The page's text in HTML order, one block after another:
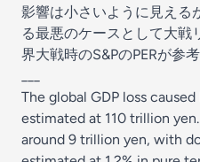
影響は小さいように見える
る最悪のケースとして大戦
界大戦時のS&PのPERが参
The global GDP loss
estimated at 110 trillion
around 9 trillion yen, with